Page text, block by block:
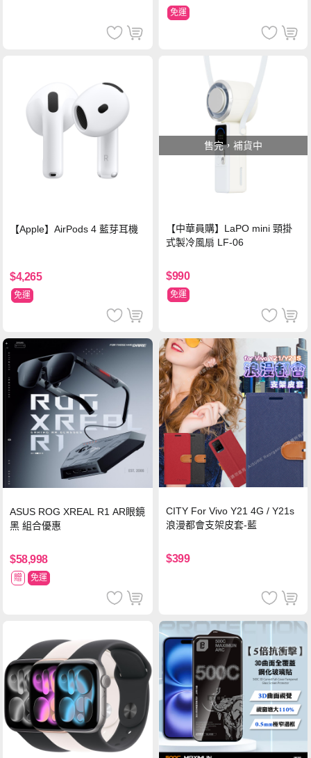
免運
【Apple】AirPods 4 藍芽耳機
$4,265
免運
售完，補貨中
【中華員購】LaPO mini 頸掛
式製冷風扇 LF-06
$990
免運
ASUS ROG XREAL R1 AR眼鏡
黑 組合優惠
$58,998
贈 免運
CITY For Vivo Y21 4G / Y21s
浪漫都會支架皮套-藍
$399